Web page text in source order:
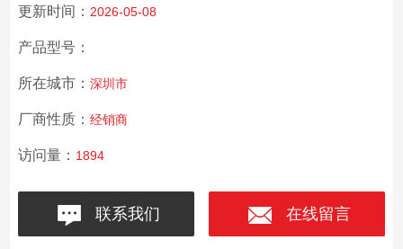
更新时间： 2026-05-08
产品型号：
所在城市： 深圳市
厂商性质： 经销商
访问量： 1894
联系我们 在线留言